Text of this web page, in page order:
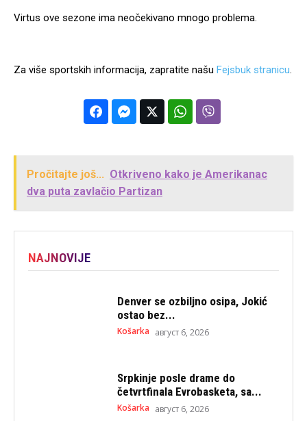
Virtus ove sezone ima neočekivano mnogo problema.
Za više sportskih informacija, zapratite našu Fejsbuk stranicu
Pročitajte još... Otkriveno kako je Amerikanac
dva puta zavlačio Partizan
NAJNOVIJE
Denver se ozbiljno osipa, Jokić
ostao bez...
Košarka август 6, 2026
Srpkinje posle drame do
četvrtfinala Evrobasketa, sa...
Košarka август 6, 2026